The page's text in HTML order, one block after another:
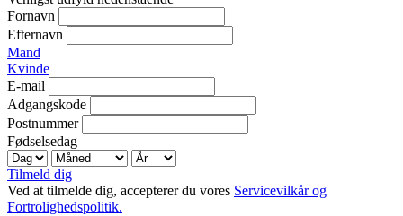
Fornavn
Efternavn
Mand
Kvinde
E-mail
Adgangskode
Postnummer
Fødselsedag
Tilmeld dig
Ved at tilmelde dig, accepterer du vores Servicevilkår og
Fortrolighedspolitik.